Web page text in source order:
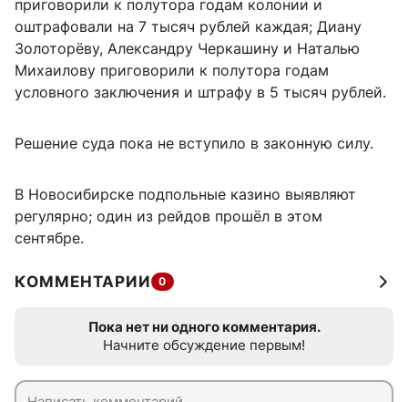
приговорили к полутора годам колонии и
оштрафовали на 7 тысяч рублей каждая; Диану
Золоторёву, Александру Черкашину и Наталью
Михаилову приговорили к полутора годам
условного заключения и штрафу в 5 тысяч рублей.
Решение суда пока не вступило в законную силу.
В Новосибирске подпольные казино выявляют
регулярно; один из рейдов прошёл в этом
сентябре.
КОММЕНТАРИИ 0
Пока нет ни одного комментария.
Начните обсуждение первым!